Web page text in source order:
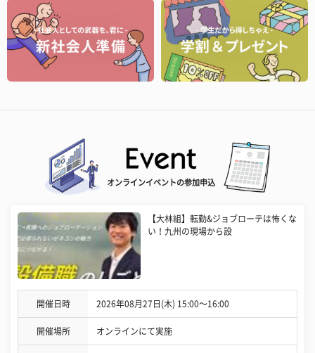
オンラインイベントの参加申込
【大林組】転勤&ジョブローテは怖くな
い！九州の現場から設
開催日時 2026年08月27日(木) 15:00〜16:00
開催場所 オンラインにて実施